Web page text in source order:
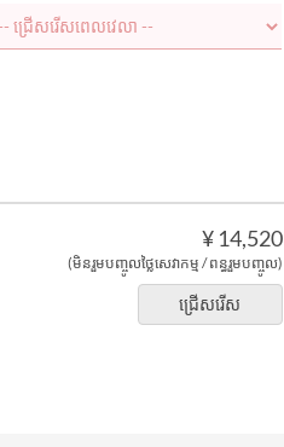
¥ 14,520
(មិនរួមបញ្ចូលថ្លៃសេវាកម្ម / ពន្ធរួមបញ្ចូល)
ជ្រើសរើស